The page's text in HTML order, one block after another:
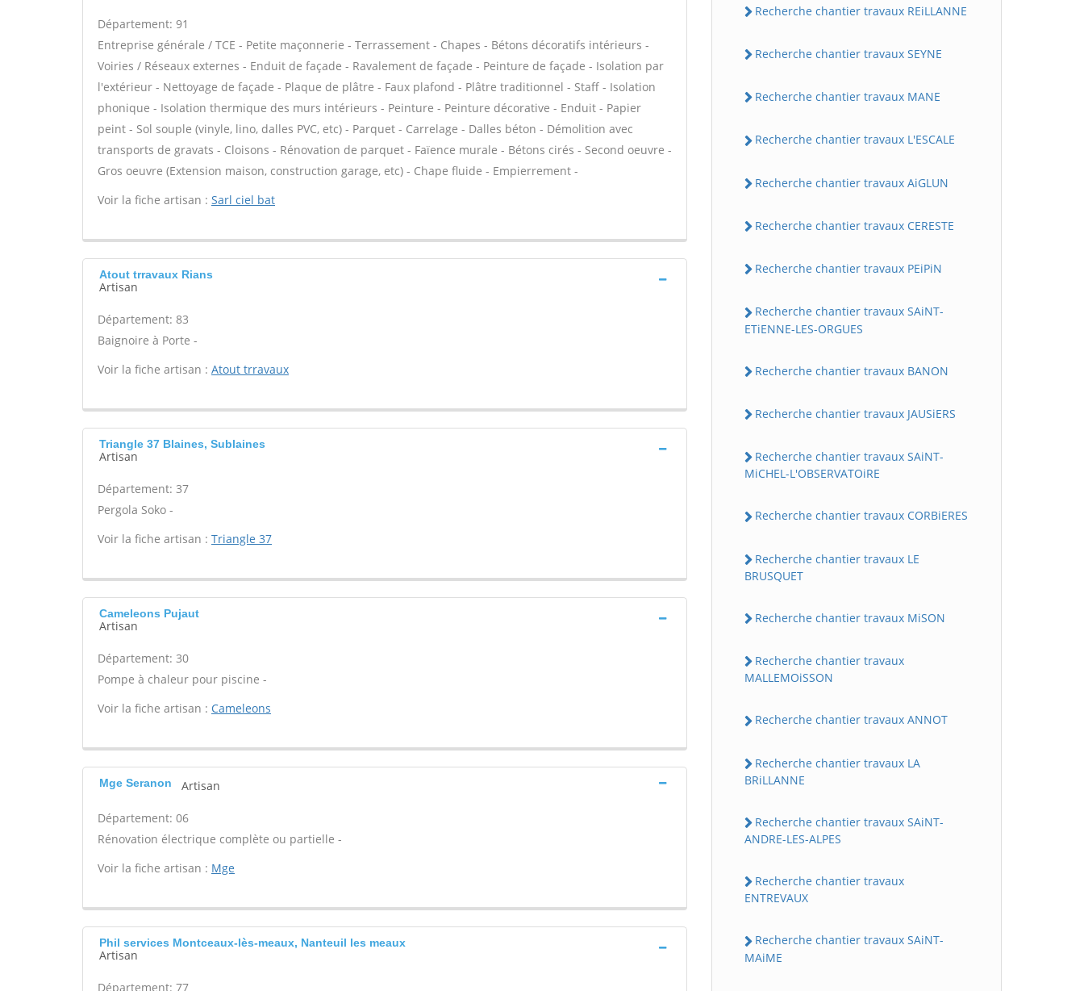
Département: 91
Entreprise générale / TCE - Petite maçonnerie - Terrassement - Chapes - Bétons décoratifs intérieurs -
Voiries / Réseaux externes - Enduit de façade - Ravalement de façade - Peinture de façade - Isolation par
l'extérieur - Nettoyage de façade - Plaque de plâtre - Faux plafond - Plâtre traditionnel - Staff - Isolation
phonique - Isolation thermique des murs intérieurs - Peinture - Peinture décorative - Enduit - Papier
peint - Sol souple (vinyle, lino, dalles PVC, etc) - Parquet - Carrelage - Dalles béton - Démolition avec
transports de gravats - Cloisons - Rénovation de parquet - Faïence murale - Bétons cirés - Second oeuvre -
Gros oeuvre (Extension maison, construction garage, etc) - Chape fluide - Empierrement -
Voir la fiche artisan : Sarl ciel bat
Atout trravaux Rians
Artisan
Département: 83
Baignoire à Porte -
Voir la fiche artisan : Atout trravaux
Triangle 37 Blaines, Sublaines
Artisan
Département: 37
Pergola Soko -
Voir la fiche artisan : Triangle 37
Cameleons Pujaut
Artisan
Département: 30
Pompe à chaleur pour piscine -
Voir la fiche artisan : Cameleons
Mge Seranon Artisan
Département: 06
Rénovation électrique complète ou partielle -
Voir la fiche artisan : Mge
Phil services Montceaux-lès-meaux, Nanteuil les meaux
Artisan
Département: 77
Recherche chantier travaux REiLLANNE
Recherche chantier travaux SEYNE
Recherche chantier travaux MANE
Recherche chantier travaux L'ESCALE
Recherche chantier travaux AiGLUN
Recherche chantier travaux CERESTE
Recherche chantier travaux PEiPiN
Recherche chantier travaux SAiNT-
ETiENNE-LES-ORGUES
Recherche chantier travaux BANON
Recherche chantier travaux JAUSiERS
Recherche chantier travaux SAiNT-
MiCHEL-L'OBSERVATOiRE
Recherche chantier travaux CORBiERES
Recherche chantier travaux LE
BRUSQUET
Recherche chantier travaux MiSON
Recherche chantier travaux
MALLEMOiSSON
Recherche chantier travaux ANNOT
Recherche chantier travaux LA
BRiLLANNE
Recherche chantier travaux SAiNT-
ANDRE-LES-ALPES
Recherche chantier travaux
ENTREVAUX
Recherche chantier travaux SAiNT-
MAiME